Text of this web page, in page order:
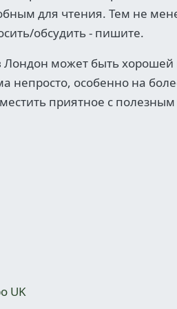
для чтения. Тем не
обсудить - пишите.
Лондон может быть хорошей
непросто, особенно на
приятное с
UK